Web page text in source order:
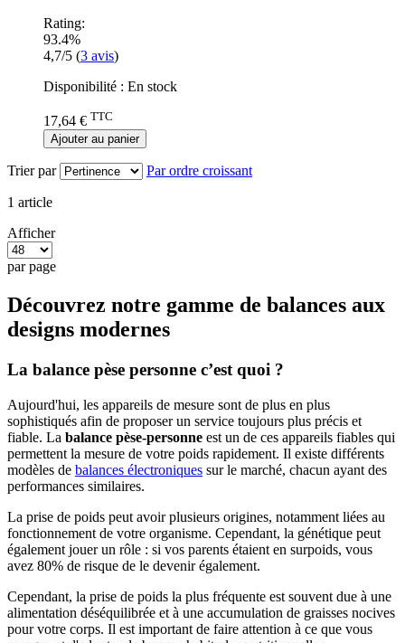
Rating:
93.4%
4,7/5 (3 avis)
Disponibilité : En stock
17,64 € TTC
Ajouter au panier
Trier par Par ordre croissant
1 article
Afficher
par page
Découvrez notre gamme de balances aux
designs modernes
La balance pèse personne c’est quoi ?
Aujourd'hui, les appareils de mesure sont de plus en plus
sophistiqués afin de proposer un service toujours plus précis et
fiable. La balance pèse-personne est un de ces appareils fiables qui
permettent la mesure de votre poids rapidement. Il existe différents
modèles de balances électroniques sur le marché, chacun ayant des
performances similaires.
La prise de poids peut avoir plusieurs origines, notamment liées au
fonctionnement de votre organisme. Cependant, la génétique peut
également jouer un rôle : si vos parents étaient en surpoids, vous
avez 80% de risque de le devenir également.
Cependant, la prise de poids la plus fréquente est souvent due à une
alimentation déséquilibrée et à une accumulation de graisses nocives
pour votre corps. Il est important de faire attention à ce que vous